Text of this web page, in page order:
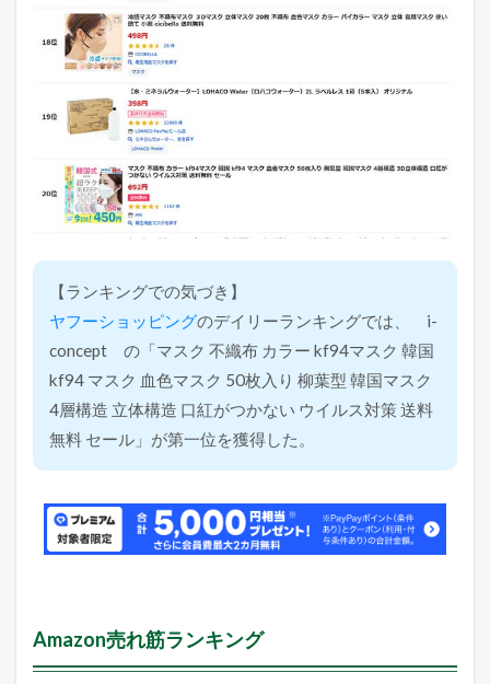
【ランキングでの気づき】
ヤフーショッピングのデイリーランキングでは、 i-
concept の「マスク 不織布 カラー kf94マスク 韓国
kf94 マスク 血色マスク 50枚入り 柳葉型 韓国マスク
4層構造 立体構造 口紅がつかない ウイルス対策 送料
無料 セール」が第一位を獲得した。
Amazon売れ筋ランキング